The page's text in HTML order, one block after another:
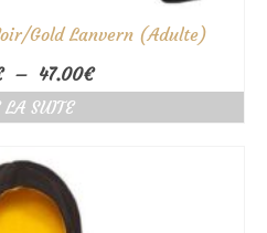
Gold Lanvern (Adulte)
– 47.00€Plage
de
LA SUITE